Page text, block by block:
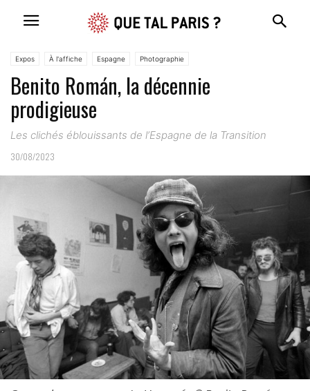
Expos À l'affiche Espagne Photographie
Benito Román, la décennie
prodigieuse
Les clichés éblouissants de l’Espagne de la Transition
30/08/2023